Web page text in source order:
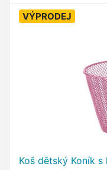
VÝPRODEJ
Koš dětský Koník s